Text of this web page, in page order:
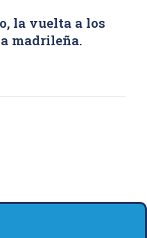
la vuelta a los
madrileña.